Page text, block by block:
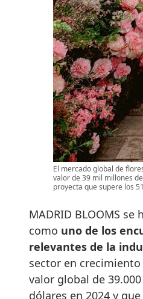
El mercado global de
valor de 39 mil millones
proyecta que supere los
MADRID BLOOMS se
como uno de los
relevantes de la
sector en
valor global de
dólares en 2024 y